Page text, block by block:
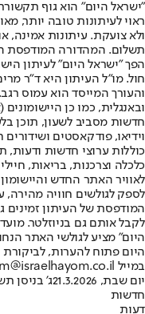
"ישראל היום" הוא גוף
ראוי לעיתונות טובה יותר,
ולא צועקת. עיתונות אמינה,
הפך "ישראל היום" לעיתון
חול. מו"ל העיתון היא ד"ר
והעורך המייסד הוא עמוס
חדשות מסביב לשעון, תוכן
וידיאו, פודקאסטים
כוללות ערוצי חדשות ודעות,
לאוויר האתר החדש
לספק לגולשים חוויה מהירה,
המודפסת של העיתון זמינים
לקבל אותם גם בניוזלטר.
היום" מציע לגולשי האתר
היום פתוח להערות, לביקורת
במייל hayom@israelhayom.co.il.
יום שבת, 21.3.2026
ג' בניסן
חדשות
דעות